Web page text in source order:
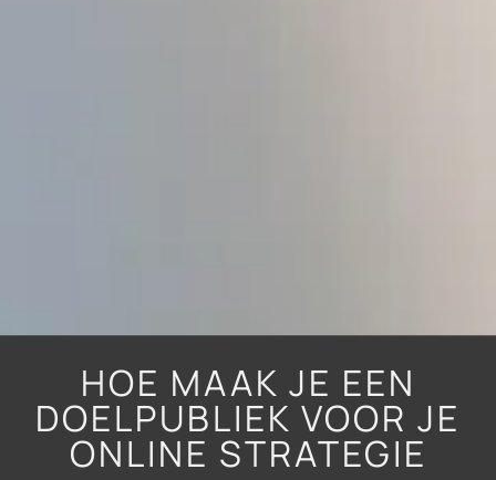
HOE MAAK JE EEN
DOELPUBLIEK VOOR JE
ONLINE STRATEGIE